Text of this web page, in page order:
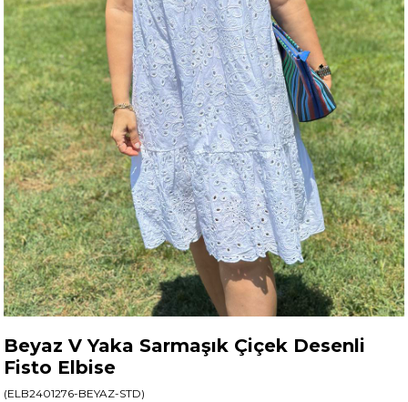
Beyaz V Yaka Sarmaşık Çiçek Desenli
Fisto Elbise
(ELB2401276-BEYAZ-STD)